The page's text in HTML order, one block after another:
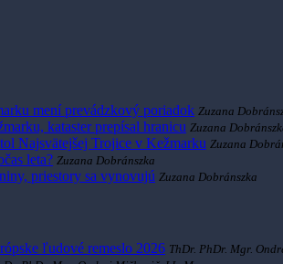
mení prevádzkový poriadok Zuzana
kataster prepísal hranicu Zuzana
Najsvätejšej Trojice v Kežmarku Zuzana
leta? Zuzana Dobránszka
priestory sa vynovujú Zuzana Dobránszka
ľudové remeslo 2026 ThDr. PhDr. Mgr.